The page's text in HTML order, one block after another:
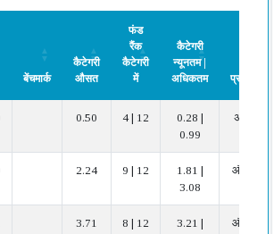
बेंचमार्क
कैटेगरी
औसत
फंड
रैंक
कैटेगरी
में
कैटेगरी
न्यूनतम |
अधिकतम
प्रदर्शन
औसत
रैंक
में
न्यूनतम |
अधिकतम
0.50 4 | 12
0.28 |
0.99
अच्छा
2.24 9 | 12
1.81 |
3.08
औसत
3.71 8 | 12
3.21 |
औसत